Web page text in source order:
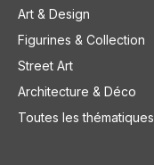
Art & Design
Figurines & Collection
Street Art
Architecture & Déco
Toutes les thématiques